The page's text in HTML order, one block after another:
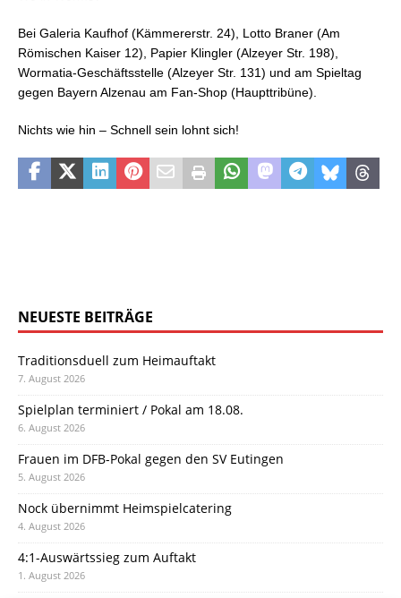
Bei Galeria Kaufhof (Kämmererstr. 24), Lotto Braner (Am
Römischen Kaiser 12), Papier Klingler (Alzeyer Str. 198),
Wormatia-Geschäftsstelle (Alzeyer Str. 131) und am Spieltag
gegen Bayern Alzenau am Fan-Shop (Haupttribüne).
Nichts wie hin – Schnell sein lohnt sich!
NEUESTE BEITRÄGE
Traditionsduell zum Heimauftakt
7. August 2026
Spielplan terminiert / Pokal am 18.08.
6. August 2026
Frauen im DFB-Pokal gegen den SV Eutingen
5. August 2026
Nock übernimmt Heimspielcatering
4. August 2026
4:1-Auswärtssieg zum Auftakt
1. August 2026